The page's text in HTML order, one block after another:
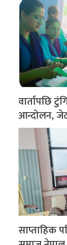
वार्तापछि
आन्दोलन,
साप्ताहिक